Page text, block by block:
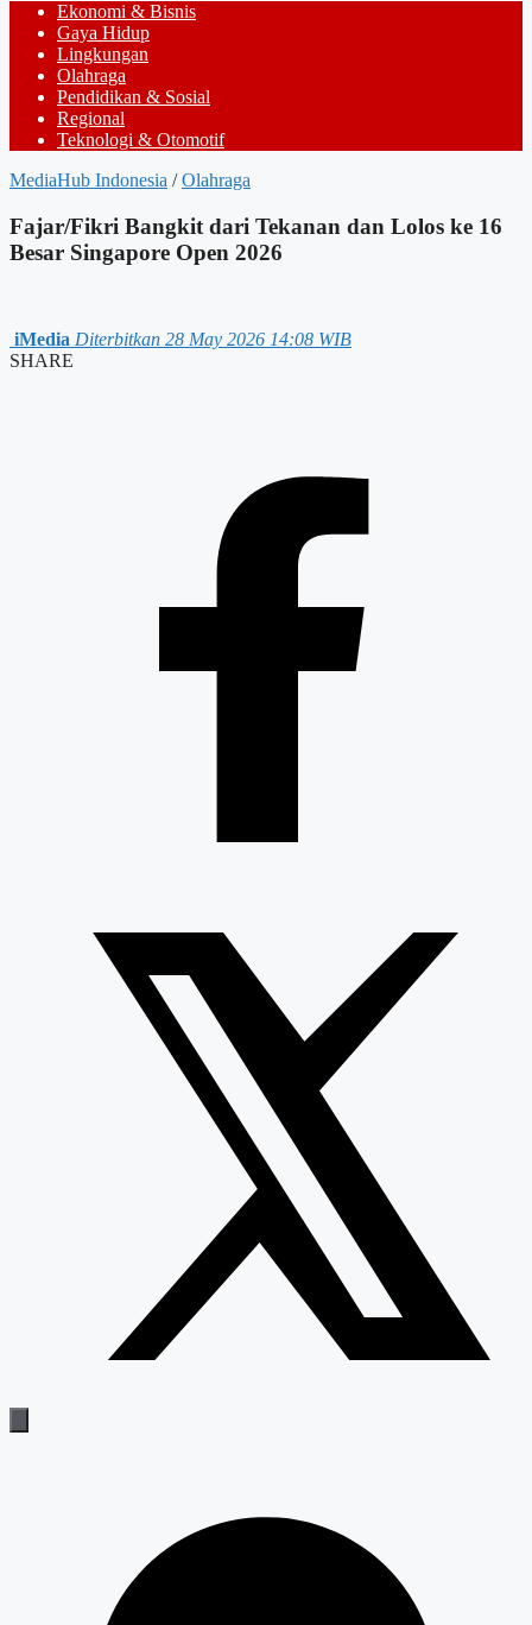
Ekonomi & Bisnis
Gaya Hidup
Lingkungan
Olahraga
Pendidikan & Sosial
Regional
Teknologi & Otomotif
MediaHub Indonesia / Olahraga
Fajar/Fikri Bangkit dari Tekanan dan Lolos ke 16
Besar Singapore Open 2026
iMedia Diterbitkan 28 May 2026 14:08 WIB
SHARE